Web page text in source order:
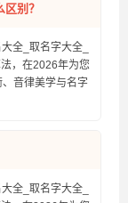
别？
全_取名字大全_
，在2026年为您
音律美学与名字
全_取名字大全_